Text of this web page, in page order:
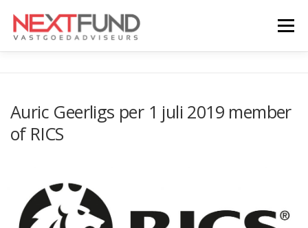
inhoud
Menu
TEAM
Auric Geerligs per 1 juli 2019 member
of RICS